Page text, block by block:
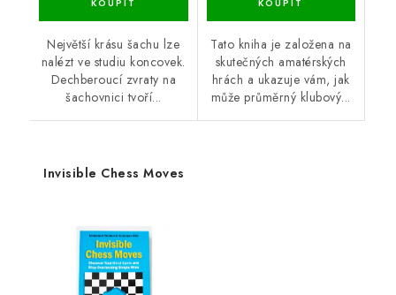
Největší krásu šachu lze
nalézt ve studiu koncovek.
Dechberoucí zvraty na
šachovnici tvoří...
Tato kniha je založena na
skutečných amatérských
hrách a ukazuje vám, jak
může průměrný klubový...
Invisible Chess Moves